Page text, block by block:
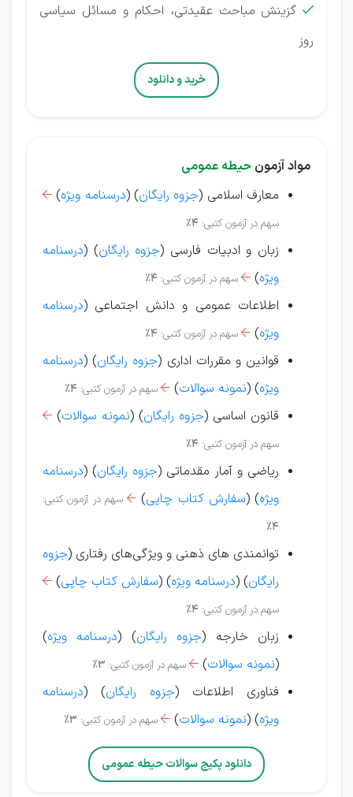
 گزینش مباحث عقیدتی، احکام و مسائل سیاسی
روز
خرید و دانلود
مواد آزمون حیطه عمومی
معارف اسلامی (جزوه رایگان) (درسنامه ویژه)

سهم در آزمون کتبی: 4%
زبان و ادبیات فارسی (جزوه رایگان) (درسنامه
ویژه)
 سهم در آزمون کتبی: 4%
اطلاعات عمومی و دانش اجتماعی (درسنامه
ویژه)
 سهم در آزمون کتبی: 4%
قوانین و مقررات اداری (جزوه رایگان) (درسنامه
ویژه)
(نمونه سوالات)
 سهم در آزمون کتبی: 4%
قانون اساسی (جزوه رایگان) (نمونه سوالات)

سهم در آزمون کتبی: 4%
ریاضی و آمار مقدماتی (جزوه رایگان) (درسنامه
ویژه) (سفارش کتاب چاپی)
 سهم در آزمون کتبی:
4%
توانمندی های ذهنی و ویژگی‌های رفتاری (جزوه
رایگان) (درسنامه ویژه) (سفارش کتاب چاپی)

سهم در آزمون کتبی: 4%
زبان خارجه (جزوه رایگان) (درسنامه ویژه)
(نمونه سوالات)
 سهم در آزمون کتبی: 3%
فناوری اطلاعات (جزوه رایگان) (درسنامه
ویژه)
(نمونه سوالات)
 سهم در آزمون کتبی: 3%
دانلود پکیج سوالات حیطه عمومی